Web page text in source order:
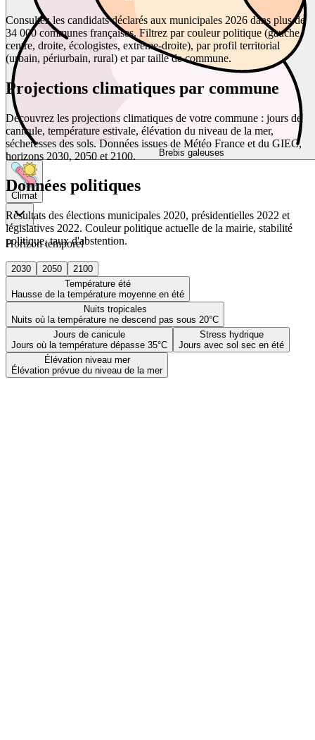
Brebis galeuses
Climat
Horizon temporel
2030 2050
2100
Température été
Hausse de la température moyenne en été
Nuits tropicales
Nuits où la température ne descend pas sous 20°C
Jours de canicule
Jours où la température dépasse 35°C
Stress hydrique
Jours avec sol sec en été
Élévation niveau mer
Élévation prévue du niveau de la mer
Consultez les candidats déclarés aux municipales 2026 dans plus de
34 000 communes françaises. Filtrez par couleur politique (gauche,
centre, droite, écologistes, extrême-droite), par profil territorial
(urbain, périurbain, rural) et par taille de commune.
Projections climatiques par commune
Découvrez les projections climatiques de votre commune : jours de
canicule, température estivale, élévation du niveau de la mer,
sécheresses des sols. Données issues de Météo France et du GIEC,
horizons 2030, 2050 et 2100.
Données politiques
Résultats des élections municipales 2020, présidentielles 2022 et
législatives 2022. Couleur politique actuelle de la mairie, stabilité
politique, taux d'abstention.